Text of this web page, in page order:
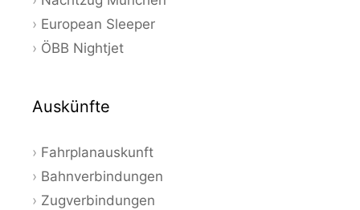
European Sleeper
ÖBB Nightjet
Auskünfte
Fahrplanauskunft
Bahnverbindungen
Zugverbindungen